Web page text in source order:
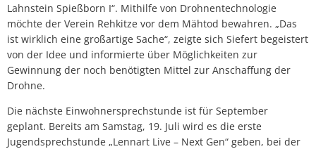
Lahnstein Spießborn I“. Mithilfe von Drohnentechnologie
möchte der Verein Rehkitze vor dem Mähtod bewahren. „Das
ist wirklich eine großartige Sache“, zeigte sich Siefert begeistert
von der Idee und informierte über Möglichkeiten zur
Gewinnung der noch benötigten Mittel zur Anschaffung der
Drohne.
Die nächste Einwohnersprechstunde ist für September
geplant. Bereits am Samstag, 19. Juli wird es die erste
Jugendsprechstunde „Lennart Live – Next Gen“ geben, bei der